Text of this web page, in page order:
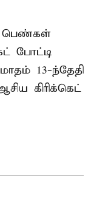
பெண்கள்
போட்டி
13-ந்தேதி
கிரிக்கெட்